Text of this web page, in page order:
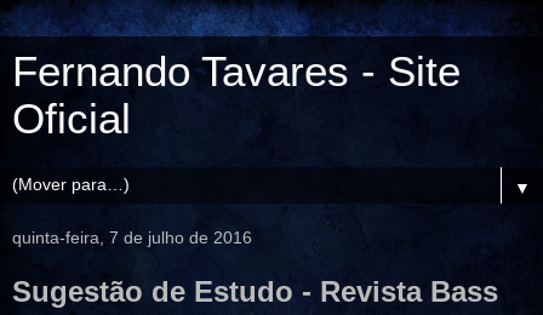
Fernando Tavares - Site
Oficial
▼
quinta-feira, 7 de julho de 2016
Sugestão de Estudo - Revista Bass